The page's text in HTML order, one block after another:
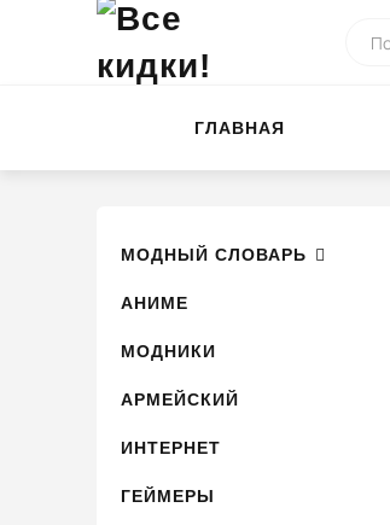
ГЛАВНАЯ
МОДНЫЙ СЛОВАРЬ
АНИМЕ
МОДНИКИ
АРМЕЙСКИЙ
ИНТЕРНЕТ
ГЕЙМЕРЫ